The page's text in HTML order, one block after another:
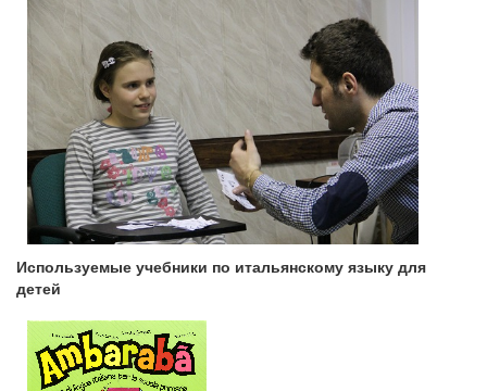
Используемые учебники по итальянскому языку для
детей